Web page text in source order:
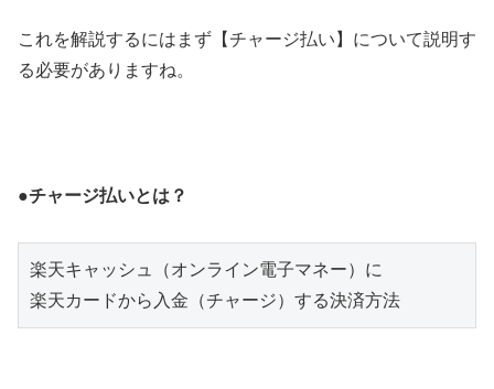
これを解説するにはまず【チャージ払い】について説明す
る必要がありますね。
●チャージ払いとは？
楽天キャッシュ（オンライン電子マネー）に
楽天カードから入金（チャージ）する決済方法